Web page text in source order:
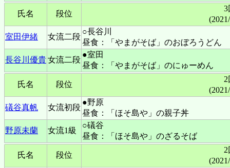
氏名 段位
3
室田伊緒
女流二段
○長谷川
昼食：「やまがそば」のおぼろうどん
長谷川優貴女流二段
●室田
昼食：「やまがそば」のにゅーめん
氏名 段位
礒谷真帆
女流初段
●野原
昼食：「ほそ島や」の親子丼
野原未蘭
女流1級
○礒谷
昼食：「ほそ島や」のざるそば
氏名 段位